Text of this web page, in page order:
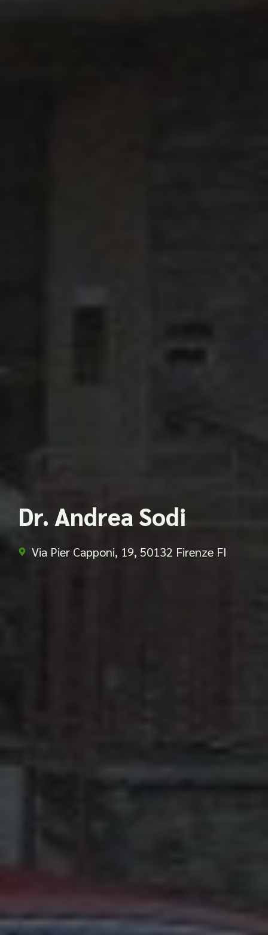
Dr. Andrea Sodi
Via Pier Capponi, 19, 50132 Firenze FI